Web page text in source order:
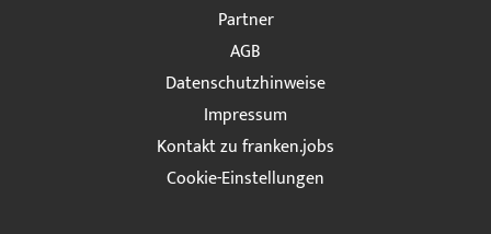
Partner
AGB
Datenschutzhinweise
Impressum
Kontakt zu franken.jobs
Cookie-Einstellungen